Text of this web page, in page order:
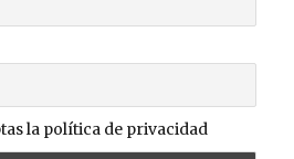
la política de privacidad